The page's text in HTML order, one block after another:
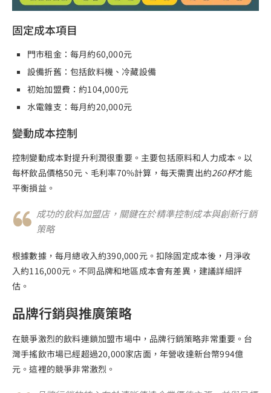
固定成本項目
門市租金：每月約60,000元
設備折舊：包括飲料機、冷藏設備
初始加盟費：約104,000元
水電雜支：每月約20,000元
變動成本控制
控制變動成本對提升利潤很重要。主要包括原料和人力成本。以
每杯飲品價格50元、毛利率70%計算，每天需賣出約260杯才能
平衡損益。
成功的飲料加盟店，關鍵在於精準控制成本與創新行銷
策略
根據數據，每月總收入約390,000元。扣除固定成本後，月淨收
入約116,000元。不同品牌和地區成本會有差異，建議詳細評
估。
品牌行銷與推廣策略
在競爭激烈的飲料連鎖加盟市場中，品牌行銷策略非常重要。台
灣手搖飲市場已經超過20,000家店面，年營收達新台幣994億
元。這裡的競爭非常激烈。